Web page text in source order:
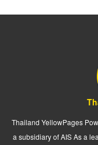
Thailand YellowPages
a subsidiary of AIS As a